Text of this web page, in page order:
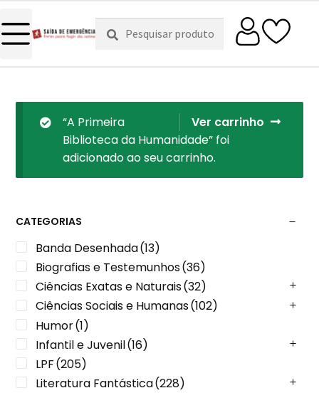
Pesquisar
por:
Pesquisa
Ver carrinho
“A Primeira
Biblioteca da Humanidade” foi
adicionado ao seu carrinho.
CATEGORIAS
Banda Desenhada(13)
Biografias e Testemunhos(36)
Ciências Exatas e Naturais(32)
Ciências Sociais e Humanas(102)
Humor(1)
Infantil e Juvenil(16)
LPF(205)
Literatura Fantástica(228)